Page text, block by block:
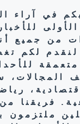
في آراء
من جميع
لنقدم لكم
متعمقة
المجالات،
فريقنا
ملتزمون